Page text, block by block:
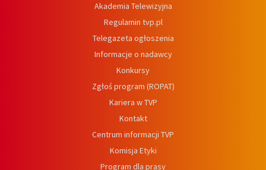
Akademia Telewizyjna
Regulamin tvp.pl
Telegazeta ogłoszenia
Informacje o nadawcy
Konkursy
Zgłoś program (ROPAT)
Kariera w TVP
Kontakt
Centrum informacji TVP
Komisja Etyki
Program dla prasy